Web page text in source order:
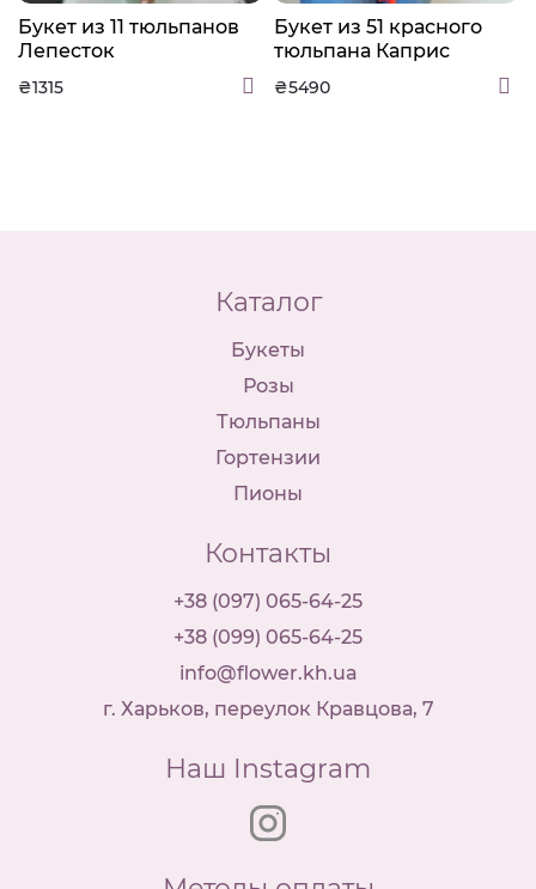
Букет из 11 тюльпанов
Лепесток
₴1315
Букет из 51 красного
тюльпана Каприс
₴5490
Каталог
Букеты
Розы
Тюльпаны
Гортензии
Пионы
Контакты
+38 (097) 065-64-25
+38 (099) 065-64-25
info@flower.kh.ua
г. Харьков, переулок Кравцова, 7
Наш Instagram